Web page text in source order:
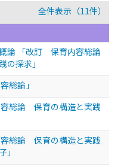
全件表示（11件）
論 「改訂 保育内容総論
の探求」
総論」
総論 保育の構造と実践
総論 保育の構造と実践